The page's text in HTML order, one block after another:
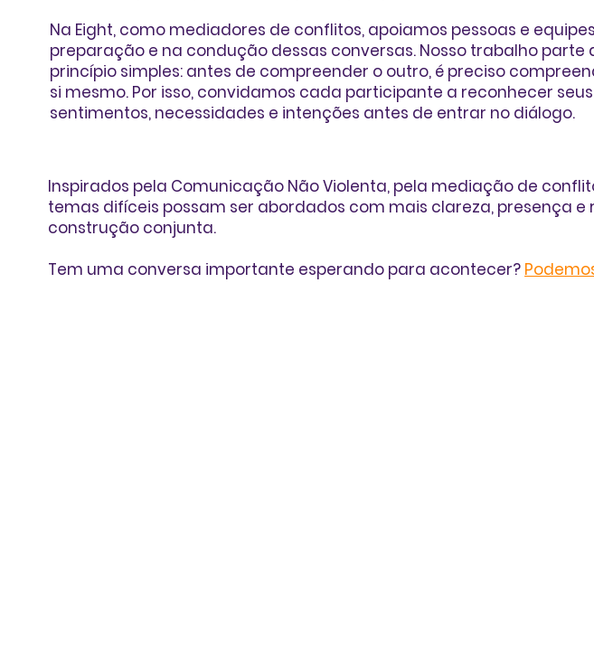
Na Eight, como mediadores de conflitos, apoiamos pessoas e
preparação e na condução dessas conversas. Nosso trabalho parte
princípio simples: antes de compreender o outro, é preciso
si mesmo. Por isso, convidamos cada participante a reconhecer seus
sentimentos, necessidades e intenções antes de entrar no diálogo.
Inspirados pela Comunicação Não Violenta, pela mediação de
temas difíceis possam ser abordados com mais clareza, presença
construção conjunta.
Tem uma conversa importante esperando para acontecer?